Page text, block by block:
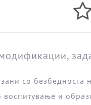
со безбедноста
и